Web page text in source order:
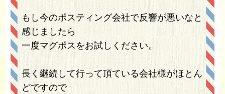
もし今のポスティング会社で反響が悪いなと
感じましたら
一度マグポスをお試しください。
長く継続して行って頂ている会社様がほとん
どですので